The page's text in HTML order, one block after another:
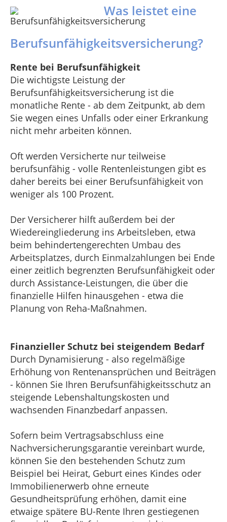
Was leistet eine
Berufsunfähigkeitsversicherung?
Rente bei Berufsunfähigkeit
Die wichtigste Leistung der
Berufsunfähigkeitsversicherung ist die
monatliche Rente - ab dem Zeitpunkt, ab dem
Sie wegen eines Unfalls oder einer Erkrankung
nicht mehr arbeiten können.
Oft werden Versicherte nur teilweise
berufsunfähig - volle Rentenleistungen gibt es
daher bereits bei einer Berufsunfähigkeit von
weniger als 100 Prozent.
Der Versicherer hilft außerdem bei der
Wiedereingliederung ins Arbeitsleben, etwa
beim behindertengerechten Umbau des
Arbeitsplatzes, durch Einmalzahlungen bei Ende
einer zeitlich begrenzten Berufsunfähigkeit oder
durch Assistance-Leistungen, die über die
finanzielle Hilfen hinausgehen - etwa die
Planung von Reha-Maßnahmen.
Finanzieller Schutz bei steigendem Bedarf
Durch Dynamisierung - also regelmäßige
Erhöhung von Rentenansprüchen und Beiträgen
- können Sie Ihren Berufsunfähigkeitsschutz an
steigende Lebenshaltungskosten und
wachsenden Finanzbedarf anpassen.
Sofern beim Vertragsabschluss eine
Nachversicherungsgarantie vereinbart wurde,
können Sie den bestehenden Schutz zum
Beispiel bei Heirat, Geburt eines Kindes oder
Immobilienerwerb ohne erneute
Gesundheitsprüfung erhöhen, damit eine
etwaige spätere BU-Rente Ihren gestiegenen